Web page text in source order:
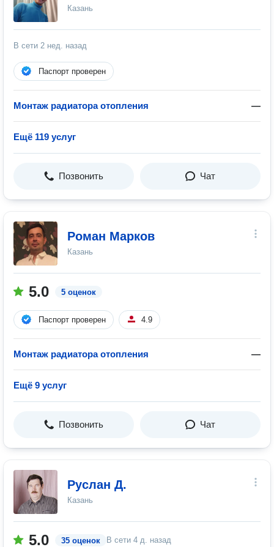
Казань
В сети 2 нед. назад
Паспорт проверен
Монтаж радиатора отопления —
Ещё 119 услуг
Позвонить Чат
Роман Марков
Казань
5.0 5 оценок
Паспорт проверен 4.9
Монтаж радиатора отопления —
Ещё 9 услуг
Позвонить Чат
Руслан Д.
Казань
5.0 35 оценок В сети 4 д. назад